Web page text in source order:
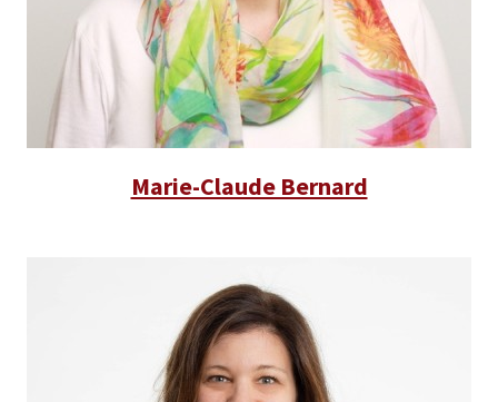
Marie-Claude Bernard